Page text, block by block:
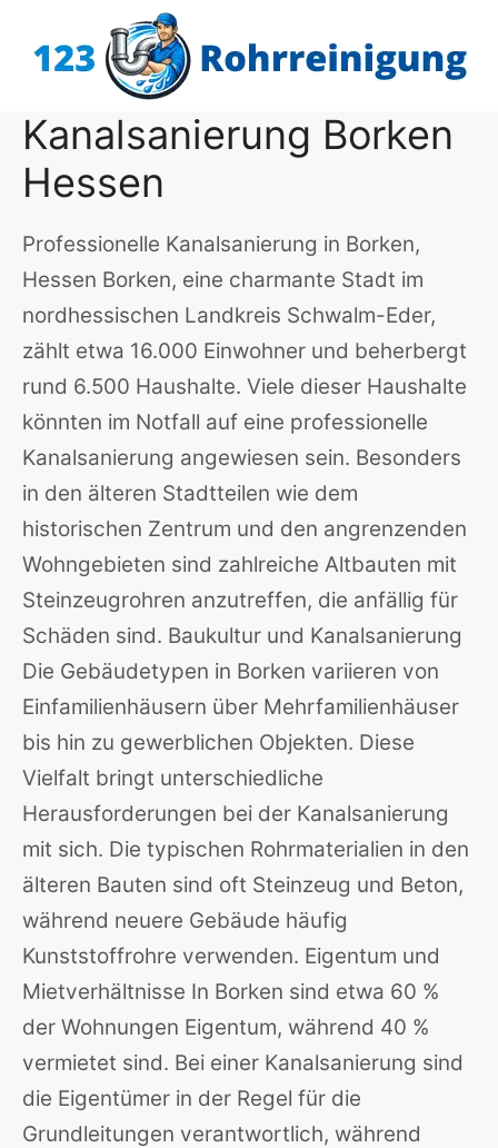
Inhalt
Kanalsanierung Borken
Hessen
Professionelle Kanalsanierung in Borken,
Hessen Borken, eine charmante Stadt im
nordhessischen Landkreis Schwalm-Eder,
zählt etwa 16.000 Einwohner und beherbergt
rund 6.500 Haushalte. Viele dieser Haushalte
könnten im Notfall auf eine professionelle
Kanalsanierung angewiesen sein. Besonders
in den älteren Stadtteilen wie dem
historischen Zentrum und den angrenzenden
Wohngebieten sind zahlreiche Altbauten mit
Steinzeugrohren anzutreffen, die anfällig für
Schäden sind. Baukultur und Kanalsanierung
Die Gebäudetypen in Borken variieren von
Einfamilienhäusern über Mehrfamilienhäuser
bis hin zu gewerblichen Objekten. Diese
Vielfalt bringt unterschiedliche
Herausforderungen bei der Kanalsanierung
mit sich. Die typischen Rohrmaterialien in den
älteren Bauten sind oft Steinzeug und Beton,
während neuere Gebäude häufig
Kunststoffrohre verwenden. Eigentum und
Mietverhältnisse In Borken sind etwa 60 %
der Wohnungen Eigentum, während 40 %
vermietet sind. Bei einer Kanalsanierung sind
die Eigentümer in der Regel für die
Grundleitungen verantwortlich, während